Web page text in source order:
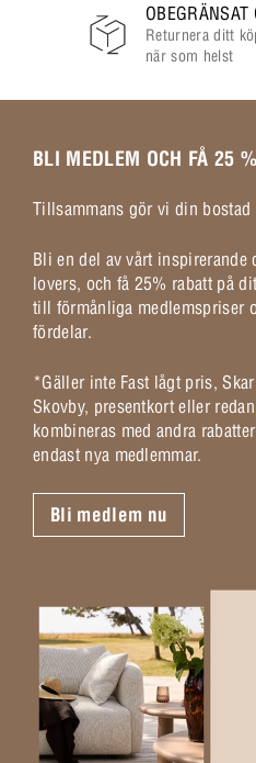
OBEGRÄNSAT
Returnera ditt
när som helst
BLI MEDLEM OCH FÅ 25
Tillsammans gör vi din
Bli en del av vårt inspirerande
lovers, och få 25% rabatt på
till förmånliga medlemspriser
fördelar.
*Gäller inte Fast lågt pris,
Skovby, presentkort eller
kombineras med andra
endast nya medlemmar.
Bli medlem nu